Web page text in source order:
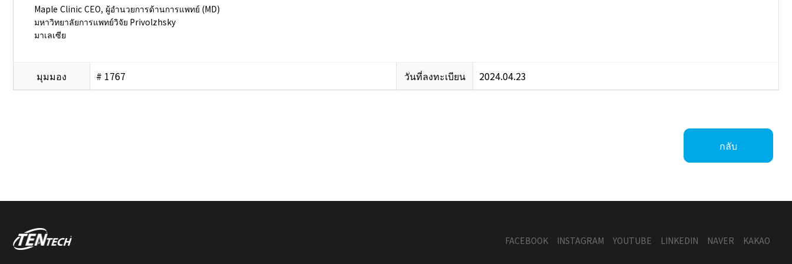
Maple Clinic CEO, ผู้อำนวยการด้านการแพทย์ (MD)
มหาวิทยาลัยการแพทย์วิจัย Privolzhsky
มาเลเซีย
มุมมอง # 1767 วันที่ลงทะเบียน 2024.04.23
กลับ
FACEBOOK INSTAGRAM YOUTUBE LINKEDIN NAVER KAKAO